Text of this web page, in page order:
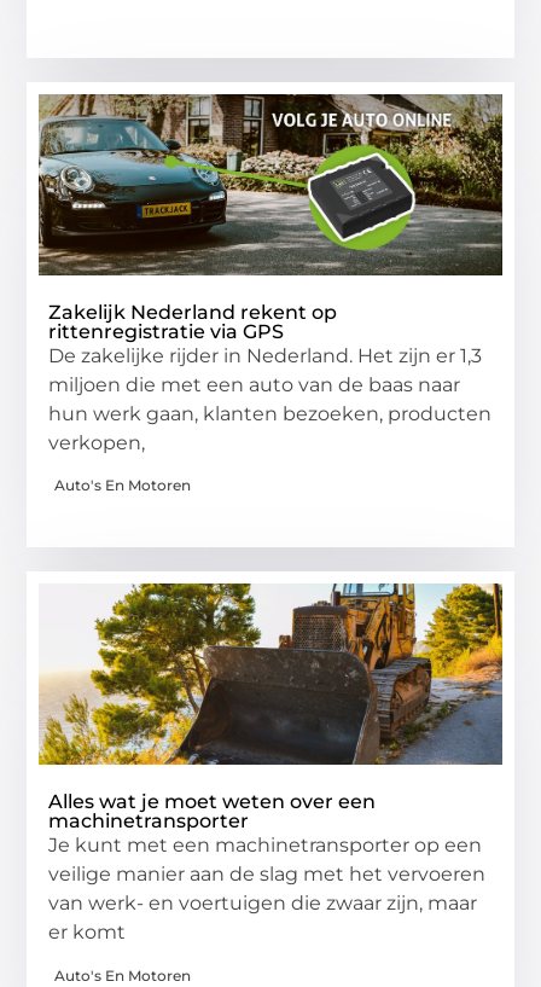
Zakelijk Nederland rekent op
rittenregistratie via GPS
De zakelijke rijder in Nederland. Het zijn er 1,3
miljoen die met een auto van de baas naar
hun werk gaan, klanten bezoeken, producten
verkopen,
Auto's En Motoren
Alles wat je moet weten over een
machinetransporter
Je kunt met een machinetransporter op een
veilige manier aan de slag met het vervoeren
van werk- en voertuigen die zwaar zijn, maar
er komt
Auto's En Motoren